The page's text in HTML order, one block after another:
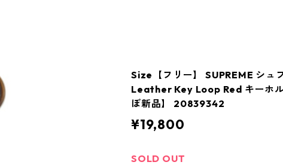
Size【フリー】 SUPREME シュ
Leather Key Loop Red キーホ
ぼ新品】 20839342
¥19,800
SOLD OUT